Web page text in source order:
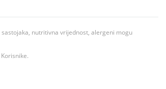
nutritivna vrijednost, alergeni mogu